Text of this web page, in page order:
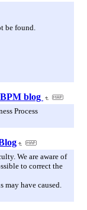
be found.
blog
Process
We are aware of
to correct the
have caused.